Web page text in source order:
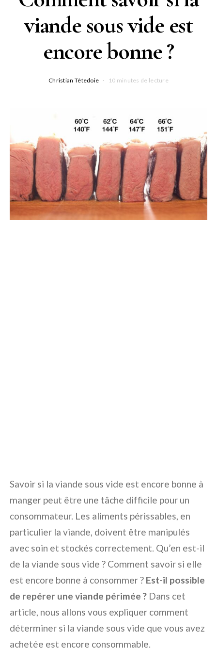
viande sous vide est
encore bonne ?
Christian Têtedoie 10 minutes de lecture
Savoir si la viande sous vide est encore bonne à
manger peut être une tâche difficile pour un
consommateur. Les aliments périssables, en
particulier la viande, doivent être manipulés
avec soin et stockés correctement. Qu’en est-il
de la viande sous vide ? Comment savoir si elle
est encore bonne à consommer ? Est-il possible
de repérer une viande périmée ? Dans cet
article, nous allons vous expliquer comment
déterminer si la viande sous vide que vous avez
achetée est encore consommable.